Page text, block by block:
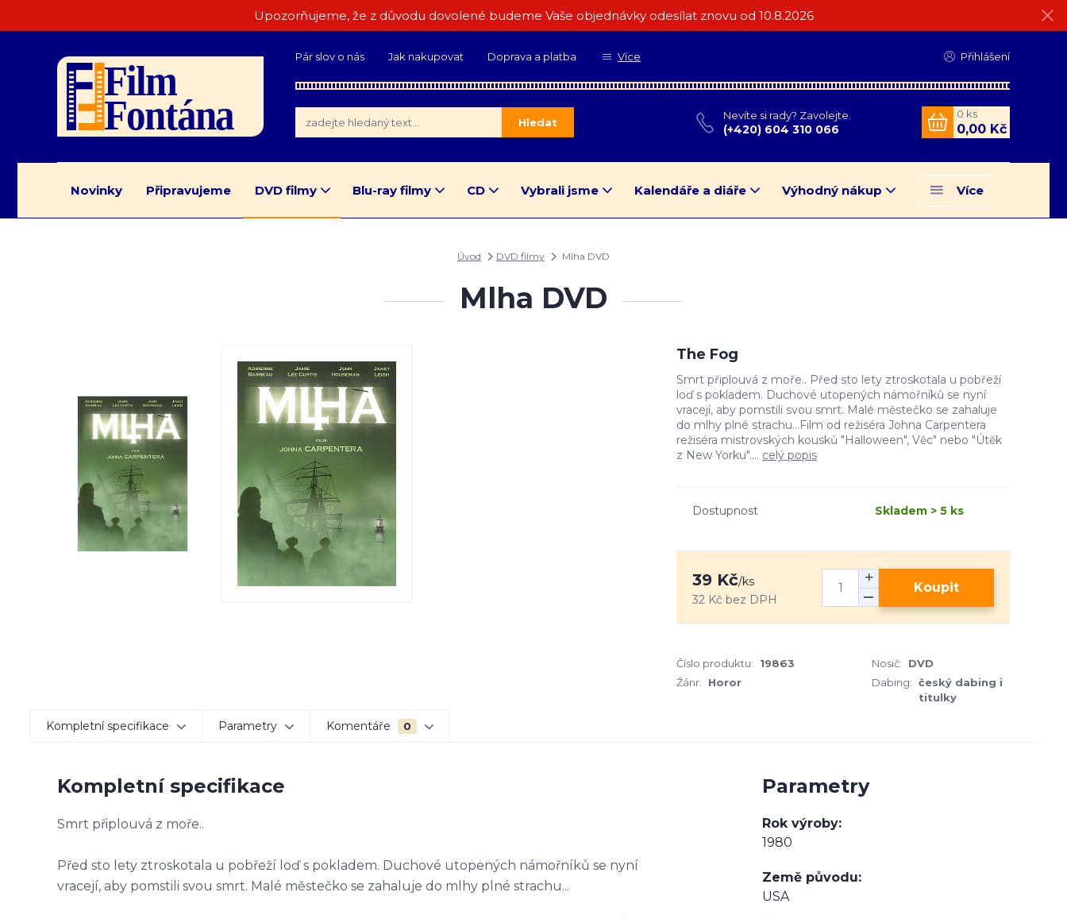
Upozorňujeme, že z důvodu dovolené budeme Vaše objednávky odesílat znovu od 10.8.2026
Pár slov o nás Jak nakupovat Doprava a platba Více Přihlášení
Hledat
Nevíte si rady? Zavolejte.
(+420) 604 310 066
0 ks
0,00 Kč
Novinky Připravujeme DVD filmy Blu-ray filmy CD Vybrali jsme Kalendáře a diáře Výhodný nákup Více
Úvod DVD filmy Mlha DVD
Mlha DVD
The Fog
Smrt připlouvá z moře.. Před sto lety ztroskotala u pobřeží
loď s pokladem. Duchové utopených námořníků se nyní
vracejí, aby pomstili svou smrt. Malé městečko se zahaluje
do mlhy plné strachu...Film od režiséra Johna Carpentera
režiséra mistrovských kousků "Halloween", Věc" nebo "Útěk
z New Yorku".... celý popis
Dostupnost Skladem > 5 ks
39 Kč/ks
32 Kč bez DPH
Koupit
Číslo produktu: 19863 Nosič:
DVD
Žánr:
Horor Dabing: český dabing i
titulky
Kompletní specifikace Parametry Komentáře 0
Kompletní specifikace
Smrt připlouvá z moře..
Před sto lety ztroskotala u pobřeží loď s pokladem. Duchové utopených námořníků se nyní
vracejí, aby pomstili svou smrt. Malé městečko se zahaluje do mlhy plné strachu...
Parametry
Rok výroby
1980
Země původu
USA